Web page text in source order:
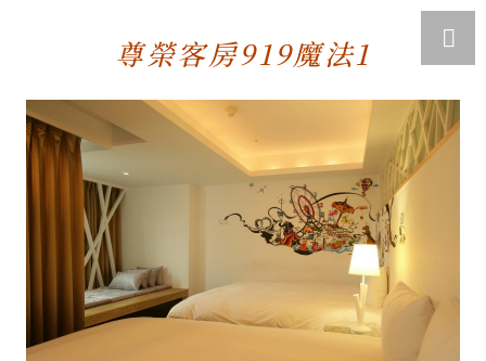
尊榮客房919魔法1